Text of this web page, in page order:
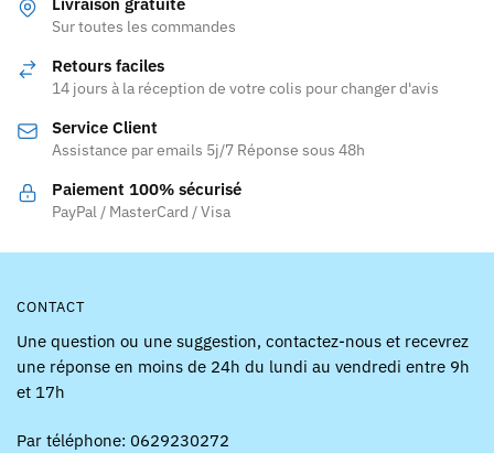
Les
peuvent
choisies
sur
la
page
être
la
Sur toutes les commandes
Retours faciles
14 jours à la réception de votre colis pour changer d'avis
Service Client
Assistance par emails 5j/7 Réponse sous 48h
Paiement 100% sécurisé
PayPal / MasterCard / Visa
CONTACT
Une question ou une suggestion, contactez-nous et recevrez
une réponse en moins de 24h du lundi au vendredi entre 9h
et 17h
Par téléphone: 0629230272